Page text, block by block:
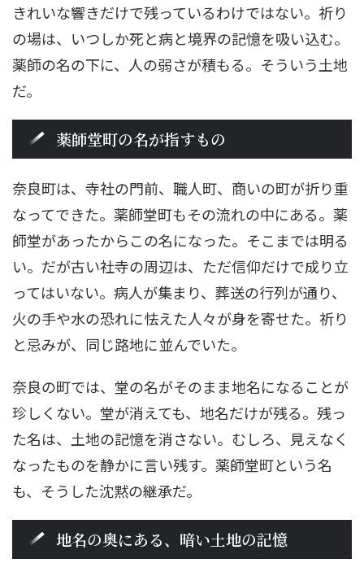
きれいな響きだけで残っているわけではない。祈り
の場は、いつしか死と病と境界の記憶を吸い込む。
薬師の名の下に、人の弱さが積もる。そういう土地
だ。
薬師堂町の名が指すもの
奈良町は、寺社の門前、職人町、商いの町が折り重
なってできた。薬師堂町もその流れの中にある。薬
師堂があったからこの名になった。そこまでは明る
い。だが古い社寺の周辺は、ただ信仰だけで成り立
ってはいない。病人が集まり、葬送の行列が通り、
火の手や水の恐れに怯えた人々が身を寄せた。祈り
と忌みが、同じ路地に並んでいた。
奈良の町では、堂の名がそのまま地名になることが
珍しくない。堂が消えても、地名だけが残る。残っ
た名は、土地の記憶を消さない。むしろ、見えなく
なったものを静かに言い残す。薬師堂町という名
も、そうした沈黙の継承だ。
地名の奥にある、暗い土地の記憶